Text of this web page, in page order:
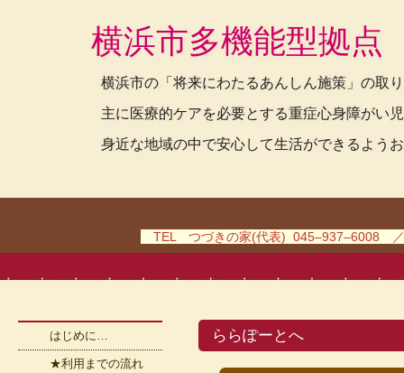
横浜市多機能型拠
横浜市の「将来にわたるあんしん施策」の取
主に医療的ケアを必要とする重症心身障がい
身近な地域の中で安心して生活ができるよう
TEL つづきの家(代表) 045–937–6008
ららぽーとへ
はじめに…
★利用までの流れ